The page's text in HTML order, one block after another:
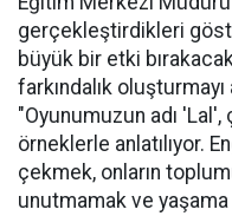
gerçekleştirdikleri
büyük bir etki
farkındalık oluşturmayı
"Oyunumuzun adı 'Lal',
örneklerle anlatılıyor.
çekmek, onların
unutmamak ve yaşama